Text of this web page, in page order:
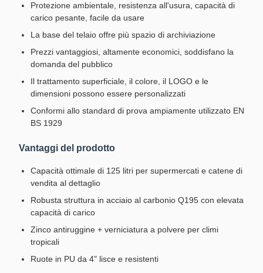
Protezione ambientale, resistenza all'usura, capacità di
carico pesante, facile da usare
La base del telaio offre più spazio di archiviazione
Prezzi vantaggiosi, altamente economici, soddisfano la
domanda del pubblico
Il trattamento superficiale, il colore, il LOGO e le
dimensioni possono essere personalizzati
Conformi allo standard di prova ampiamente utilizzato EN
BS 1929
Vantaggi del prodotto
Capacità ottimale di 125 litri per supermercati e catene di
vendita al dettaglio
Robusta struttura in acciaio al carbonio Q195 con elevata
capacità di carico
Zinco antiruggine + verniciatura a polvere per climi
tropicali
Ruote in PU da 4" lisce e resistenti